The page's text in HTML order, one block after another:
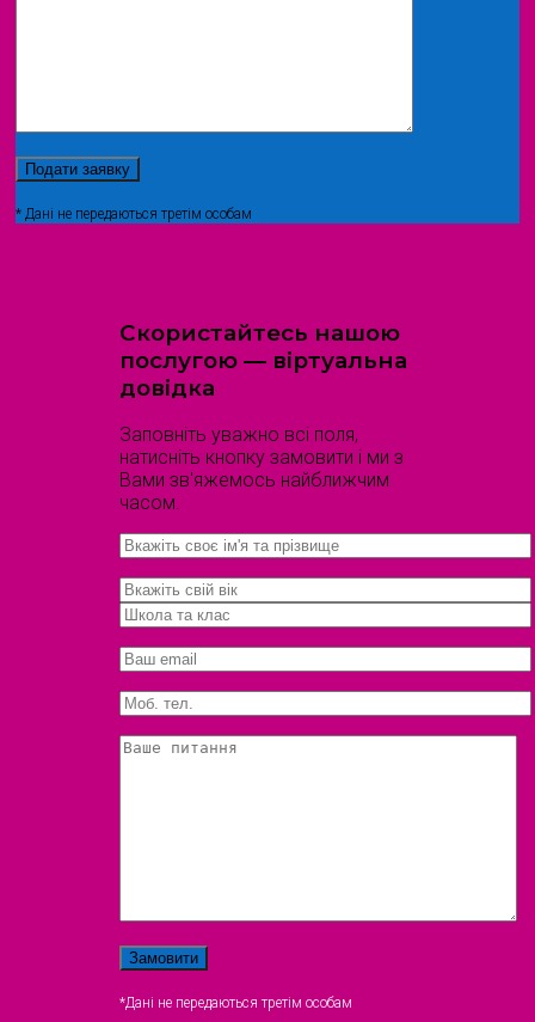
* Дані не передаються третім особам
Скористайтесь нашою
послугою — віртуальна
довідка
Заповніть уважно всі поля,
натисніть кнопку замовити і ми з
Вами зв'яжемось найближчим
часом.
*Дані не передаються третім особам